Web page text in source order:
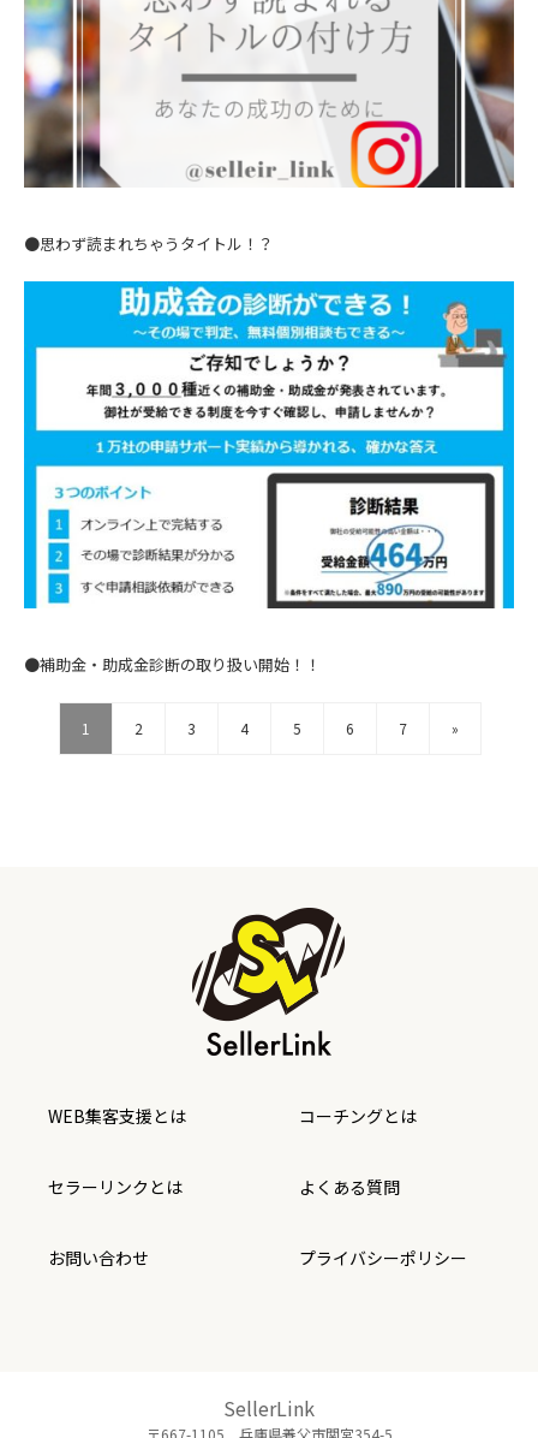
●思わず読まれちゃうタイトル！？
●補助⾦・助成⾦診断の取り扱い開始！！
1 2 3 4 5 6 7 »
WEB集客支援とは コーチングとは
セラーリンクとは よくある質問
お問い合わせ プライバシーポリシー
SellerLink
〒667-1105 兵庫県養父市関宮354-5